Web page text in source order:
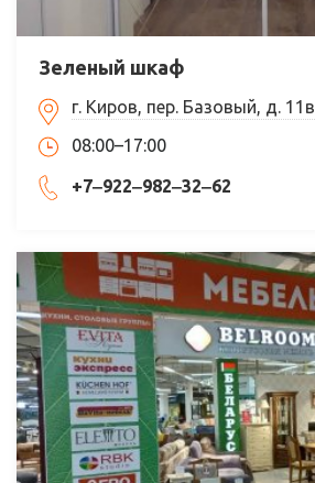
Зеленый шкаф
г. Киров, пер. Базовый, д. 11в
08:00–17:00
+7‒922‒982‒32‒62